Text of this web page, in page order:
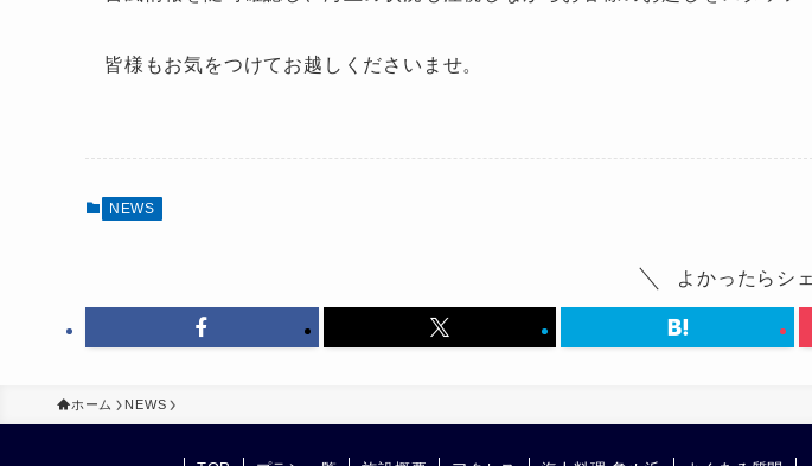
皆様もお気をつけてお越しくださいませ。
NEWS
よかったらシ
ホーム NEWS